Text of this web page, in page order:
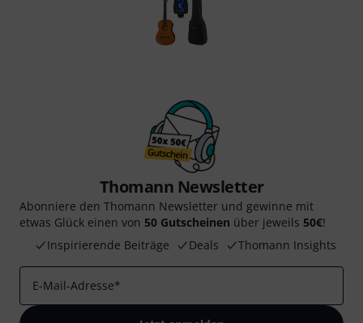
Thomann Newsletter
Abonniere den Thomann Newsletter und gewinne mit
etwas Glück einen von 50 Gutscheinen über jeweils 50€!
Inspirierende Beiträge
Deals Thomann Insights
E-Mail-Adresse*